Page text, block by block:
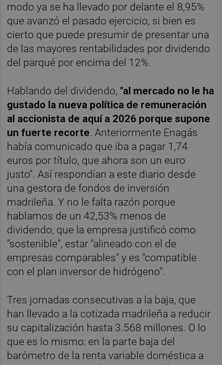
modo ya se ha llevado por delante el 8,95%
que avanzó el pasado ejercicio, si bien es
cierto que puede presumir de presentar una
de las mayores rentabilidades por dividendo
del parqué por encima del 12%.
Hablando del dividendo, "al mercado no le ha
gustado la nueva política de remuneración
al accionista de aquí a 2026 porque supone
un fuerte recorte. Anteriormente Enagás
había comunicado que iba a pagar 1,74
euros por título, que ahora son un euro
justo". Así respondían a este diario desde
una gestora de fondos de inversión
madrileña. Y no le falta razón porque
hablamos de un 42,53% menos de
dividendo, que la empresa justificó como
"sostenible", estar "alineado con el de
empresas comparables" y es "compatible
con el plan inversor de hidrógeno".
Tres jornadas consecutivas a la baja, que
han llevado a la cotizada madrileña a reducir
su capitalización hasta 3.568 millones. O lo
que es lo mismo: en la parte baja del
barómetro de la renta variable doméstica a